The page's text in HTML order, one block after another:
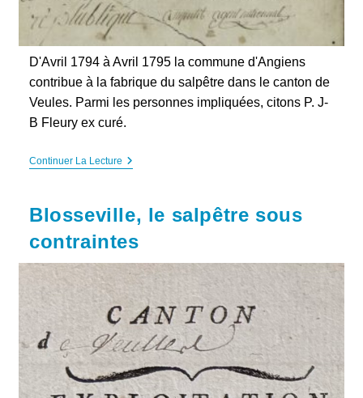
D'Avril 1794 à Avril 1795 la commune d'Angiens
contribue à la fabrique du salpêtre dans le canton de
Veules. Parmi les personnes impliquées, citons P. J-
B Fleury ex curé.
Continuer La LectureAngiens,
1795
:
Le
Salpêtre
Et
L’ex
Curé
Blosseville, le salpêtre sous
contraintes